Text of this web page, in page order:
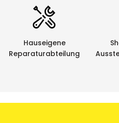
Hauseigene
Reparaturabteilung